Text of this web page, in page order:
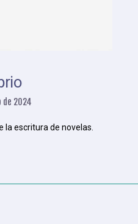
de 2024
la escritura de novelas.